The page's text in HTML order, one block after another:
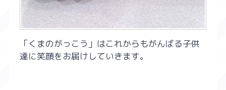
「くまのがっこう」はこれからもがんばる子供
達に笑顔をお届けしていきます。